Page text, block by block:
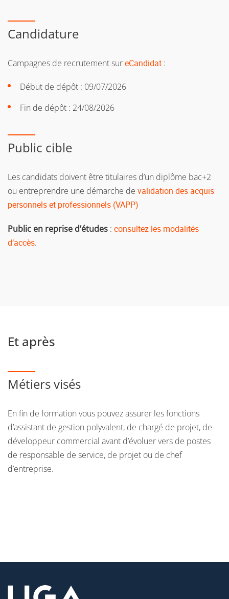
Candidature
Campagnes de recrutement sureCandidat :
Début de dépôt : 09/07/2026
Fin de dépôt : 24/08/2026
Public cible
Les candidats doivent être titulaires d’un diplôme bac+2
ou entreprendre une démarche de validation des acquis
personnels et professionnels (VAPP)
Public en reprise d’études : consultez les modalités
d’accès.
Et après
Métiers visés
En fin de formation vous pouvez assurer les fonctions
d’assistant de gestion polyvalent, de chargé de projet, de
développeur commercial avant d’évoluer vers de postes
de responsable de service, de projet ou de chef
d’entreprise.